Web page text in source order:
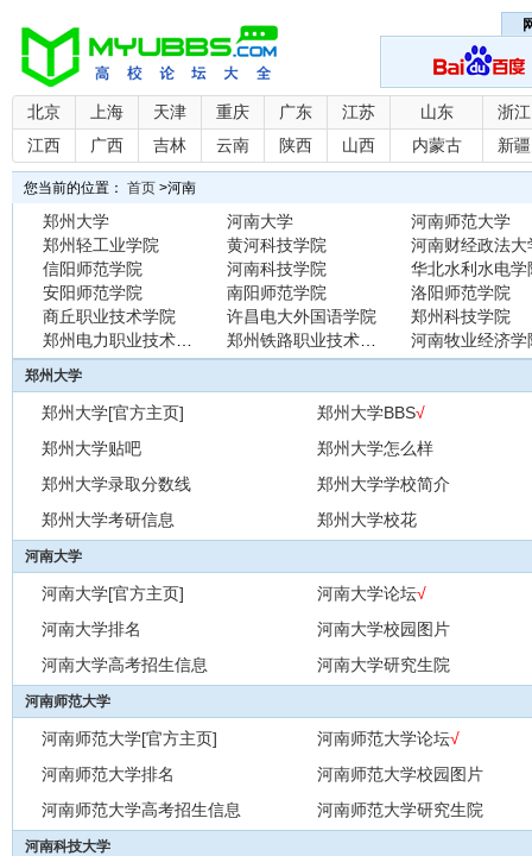
北京 上海 天津 重庆 广东 江苏 山东
浙江
江西
广西 吉林 云南 陕西 山西 内蒙古 新疆
您当前的位置： 首页 >河南
郑州大学 河南大学
河南师范大学
郑州轻工业学院
黄河科技学院
河南财经政法大
信阳师范学院
河南科技学院
华北水利水电学
安阳师范学院
南阳师范学院
洛阳师范学院
商丘职业技术学院
许昌电大外国语学院
郑州科技学院
河南牧业经济学
郑州大学
郑州大学[官方主页] 郑州大学BBS√
郑州大学贴吧
郑州大学怎么样
郑州大学录取分数线
郑州大学学校简介
郑州大学考研信息
郑州大学校花
河南大学
河南大学[官方主页] 河南大学论坛√
河南大学排名
河南大学校园图片
河南大学高考招生信息
河南大学研究生院
河南师范大学
河南师范大学[官方主页] 河南师范大学论坛√
河南师范大学排名
河南师范大学校园图片
河南师范大学高考招生信息
河南师范大学研究生院
河南科技大学